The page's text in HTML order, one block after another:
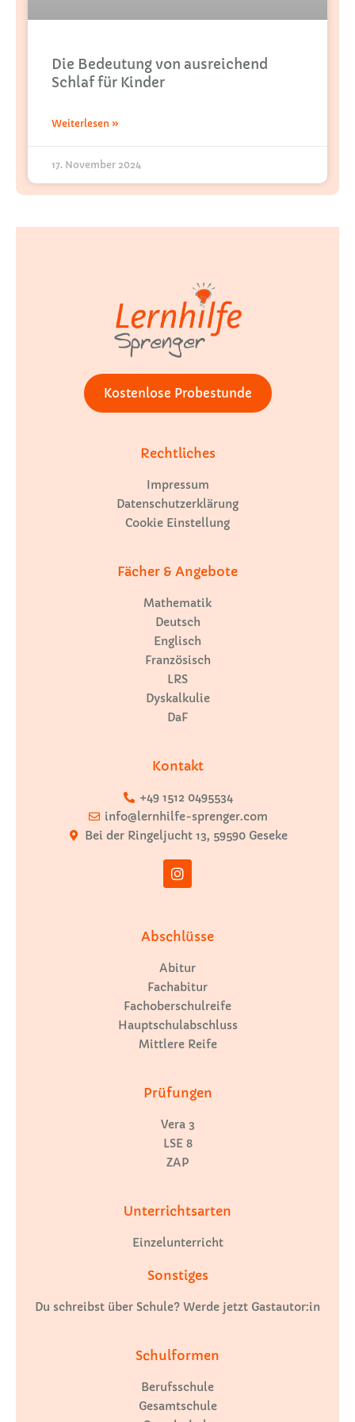
Die Bedeutung von ausreichend
Schlaf für Kinder
Weiterlesen »
17. November 2024
Kostenlose Probestunde
Rechtliches
Impressum
Datenschutzerklärung
Cookie Einstellung
Fächer & Angebote
Mathematik
Deutsch
Englisch
Französisch
LRS
Dyskalkulie
DaF
Kontakt
+49 1512 0495534
info@lernhilfe-sprenger.com
Bei der Ringeljucht 13, 59590 Geseke
Abschlüsse
Abitur
Fachabitur
Fachoberschulreife
Hauptschulabschluss
Mittlere Reife
Prüfungen
Vera 3
LSE 8
ZAP
Unterrichtsarten
Einzelunterricht
Sonstiges
Du schreibst über Schule? Werde jetzt Gastautor:in
Schulformen
Berufsschule
Gesamtschule